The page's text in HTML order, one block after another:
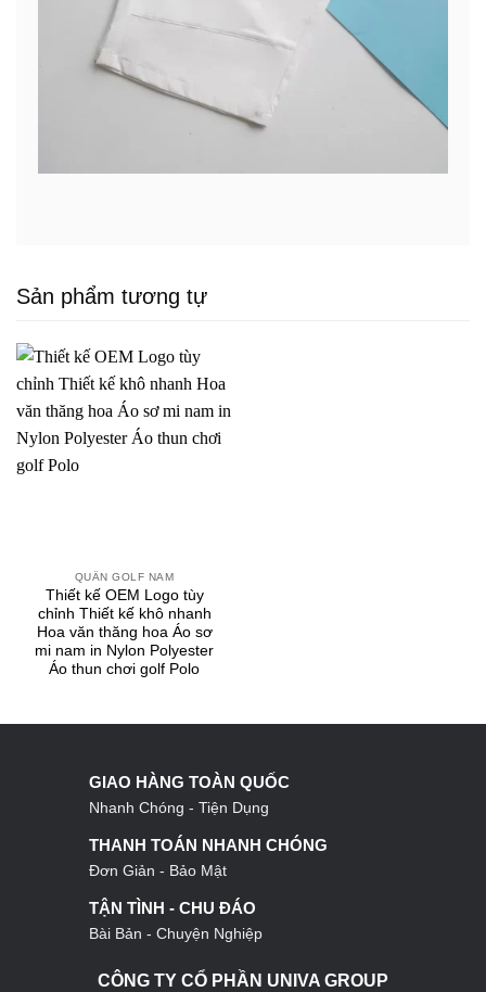
Sản phẩm tương tự
QUẦN GOLF NAM
Thiết kế OEM Logo tùy
chỉnh Thiết kế khô nhanh
Hoa văn thăng hoa Áo sơ
mi nam in Nylon Polyester
Áo thun chơi golf Polo
GIAO HÀNG TOÀN QUỐC
Nhanh Chóng - Tiện Dụng
THANH TOÁN NHANH CHÓNG
Đơn Giản - Bảo Mật
TẬN TÌNH - CHU ĐÁO
Bài Bản - Chuyện Nghiệp
CÔNG TY CỔ PHẦN UNIVA GROUP